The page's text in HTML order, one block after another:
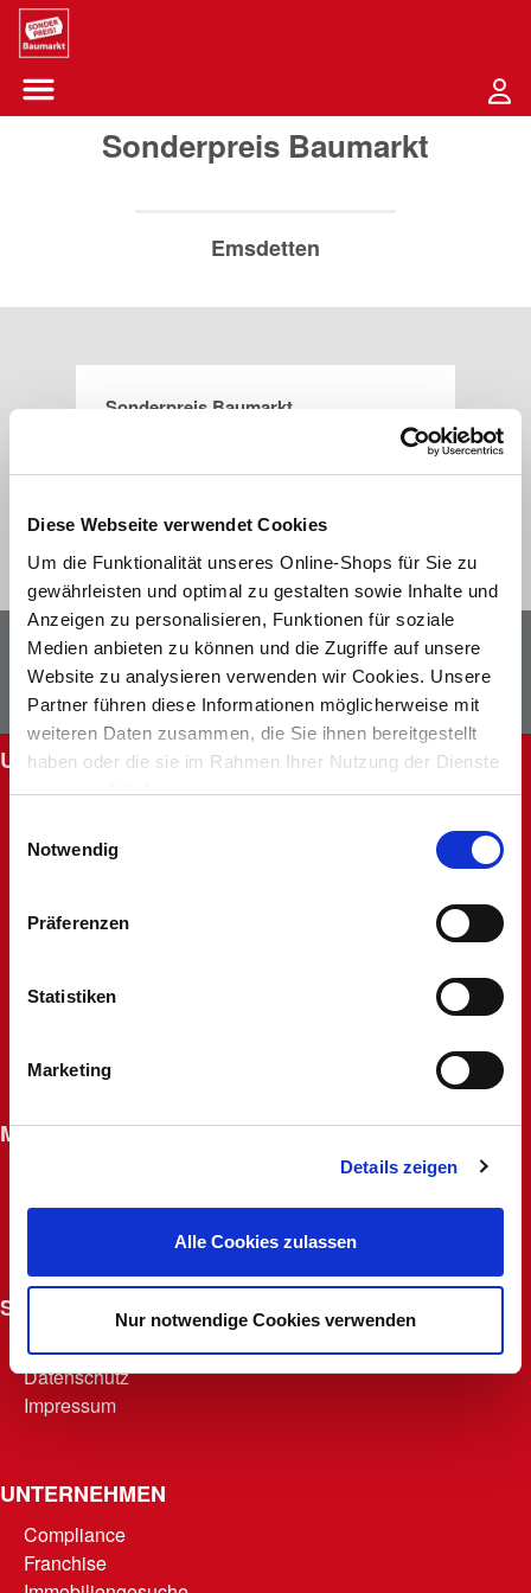
Diese Webseite verwendet Cookies
Um die Funktionalität unseres Online-Shops für Sie zu
gewährleisten und optimal zu gestalten sowie Inhalte und
Anzeigen zu personalisieren, Funktionen für soziale
Medien anbieten zu können und die Zugriffe auf unsere
Website zu analysieren verwenden wir Cookies. Unsere
Partner führen diese Informationen möglicherweise mit
weiteren Daten zusammen, die Sie ihnen bereitgestellt
haben oder die sie im Rahmen Ihrer Nutzung der Dienste
gesammelt haben.
Notwendig
Präferenzen
Statistiken
Marketing
Details zeigen
Alle Cookies zulassen
Nur notwendige Cookies verwenden
Sounder Preis Logo
Menü öffnen-Schaltfläche
Sonderpreis Baumarkt
Emsdetten
Sonderpreis Baumarkt
Grevener Damm 212
Newsletter Facebook
Instagram
UNSERE SERVICES
Abholung im Markt
FAQ - Häufig gestellte Fragen
Kontakt
Unsere Märkte
Widerruf oder Reklamation anlegen
Widerrufsrecht für Fernabsatzverträge
MACHERKARTE
Macherfamilie
SONSTIGES
AGB
Datenschutz
Impressum
UNTERNEHMEN
Compliance
Franchise